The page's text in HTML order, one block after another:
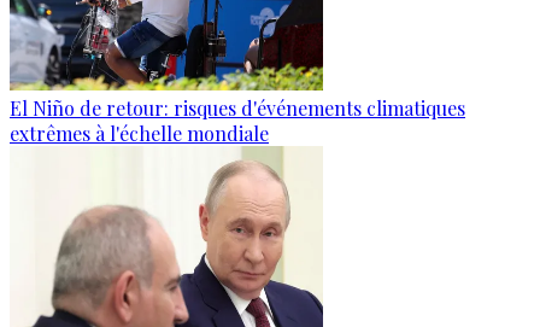
El Niño de retour: risques d'événements climatiques
extrêmes à l'échelle mondiale